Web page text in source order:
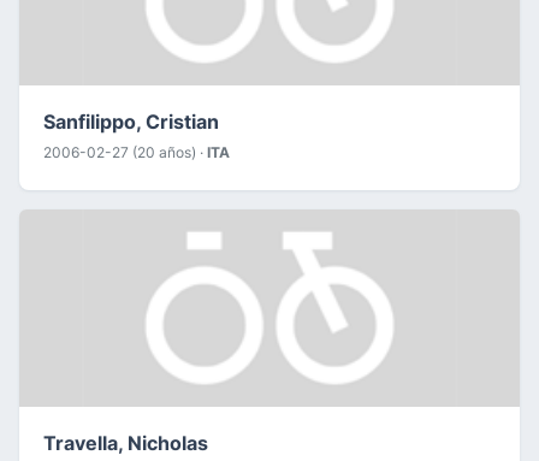
Sanfilippo, Cristian
2006-02-27 (20 años) · ITA
Travella, Nicholas